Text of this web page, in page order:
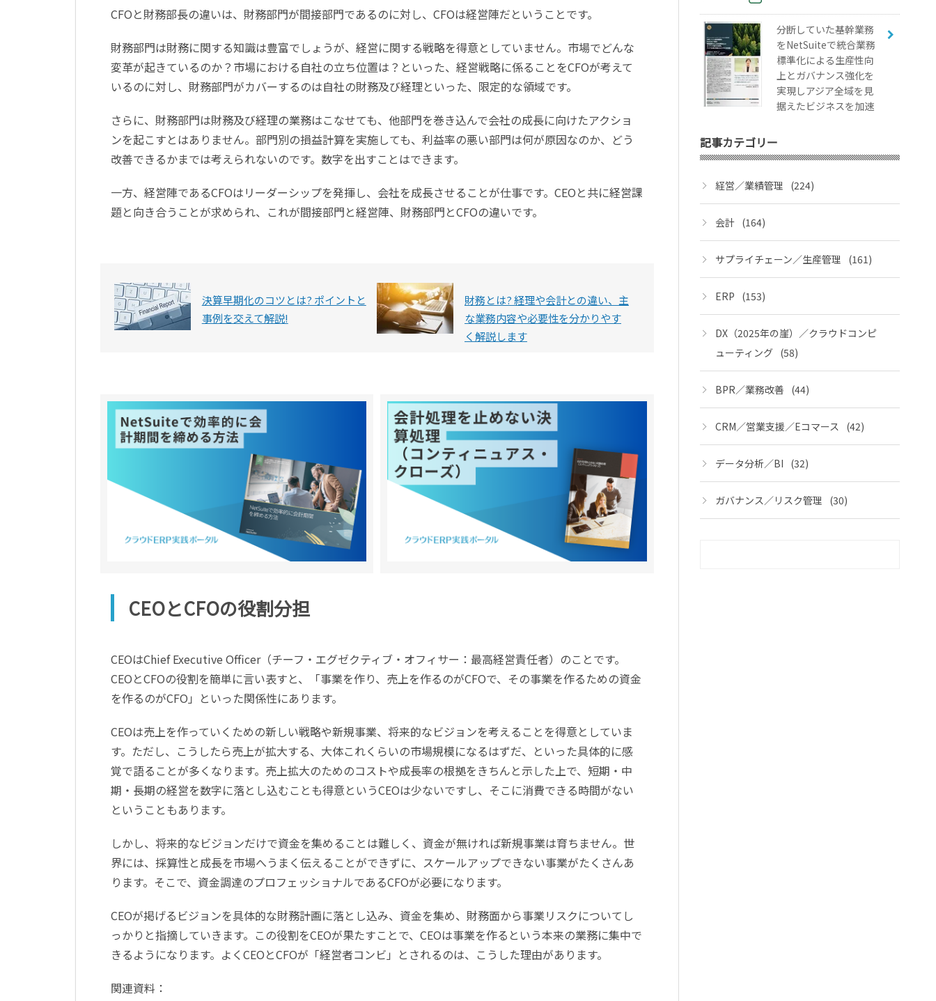
CFOと財務部長の違いは、財務部門が間接部門であるのに対し、CFOは経営陣だということです。
財務部門は財務に関する知識は豊富でしょうが、経営に関する戦略を得意としていません。市場でどんな
変革が起きているのか？市場における自社の立ち位置は？といった、経営戦略に係ることをCFOが考えて
いるのに対し、財務部門がカバーするのは自社の財務及び経理といった、限定的な領域です。
さらに、財務部門は財務及び経理の業務はこなせても、他部門を巻き込んで会社の成長に向けたアクショ
ンを起こすとはありません。部門別の損益計算を実施しても、利益率の悪い部門は何が原因なのか、どう
改善できるかまでは考えられないのです。数字を出すことはできます。
一方、経営陣であるCFOはリーダーシップを発揮し、会社を成長させることが仕事です。CEOと共に経営課
題と向き合うことが求められ、これが間接部門と経営陣、財務部門とCFOの違いです。
決算早期化のコツとは? ポイントと
事例を交えて解説!
財務とは? 経理や会計との違い、主
な業務内容や必要性を分かりやす
く解説します
CEOとCFOの役割分担
CEOはChief Executive Officer（チーフ・エグゼクティブ・オフィサー：最高経営責任者）のことです。
CEOとCFOの役割を簡単に言い表すと、「事業を作り、売上を作るのがCFOで、その事業を作るための資金
を作るのがCFO」といった関係性にあります。
CEOは売上を作っていくための新しい戦略や新規事業、将来的なビジョンを考えることを得意としていま
す。ただし、こうしたら売上が拡大する、大体これくらいの市場規模になるはずだ、といった具体的に感
覚で語ることが多くなります。売上拡大のためのコストや成長率の根拠をきちんと示した上で、短期・中
期・長期の経営を数字に落とし込むことも得意というCEOは少ないですし、そこに消費できる時間がない
ということもあります。
しかし、将来的なビジョンだけで資金を集めることは難しく、資金が無ければ新規事業は育ちません。世
界には、採算性と成長を市場へうまく伝えることができずに、スケールアップできない事業がたくさんあ
ります。そこで、資金調達のプロフェッショナルであるCFOが必要になります。
CEOが掲げるビジョンを具体的な財務計画に落とし込み、資金を集め、財務面から事業リスクについてし
っかりと指摘していきます。この役割をCEOが果たすことで、CEOは事業を作るという本来の業務に集中で
きるようになります。よくCEOとCFOが「経営者コンビ」とされるのは、こうした理由があります。
関連資料：
分断していた基幹業務
をNetSuiteで統合業務
標準化による生産性向
上とガバナンス強化を
実現しアジア全域を見
据えたビジネスを加速
記事カテゴリー
経営／業績管理 (224)
会計 (164)
サプライチェーン／生産管理 (161)
ERP (153)
DX（2025年の崖）／クラウドコンピ
ューティング (58)
BPR／業務改善 (44)
CRM／営業支援／Eコマース (42)
データ分析／BI (32)
ガバナンス／リスク管理 (30)